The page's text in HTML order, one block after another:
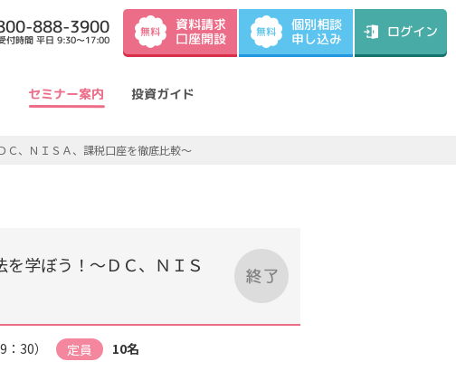
888-3900
付時間 平日 9:30～17:00
無料 資料請求
口座開設 無料 個別相談
申し込み ログイン
セミナー案内 投資ガイド
Ｃ、ＮＩＳＡ、課税口座を徹底比較～
学ぼう！～ＤＣ、ＮＩＳ
30） 定員
10名